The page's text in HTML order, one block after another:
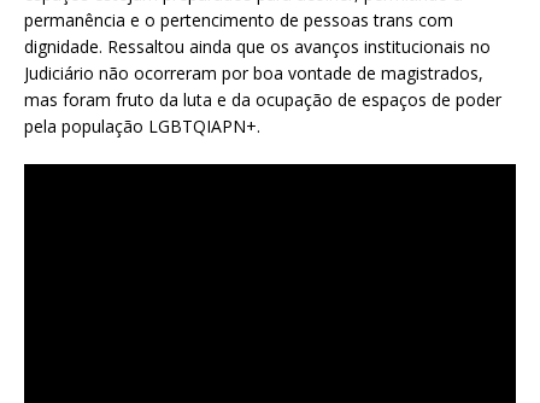
permanência e o pertencimento de pessoas trans com
dignidade. Ressaltou ainda que os avanços institucionais no
Judiciário não ocorreram por boa vontade de magistrados,
mas foram fruto da luta e da ocupação de espaços de poder
pela população LGBTQIAPN+.